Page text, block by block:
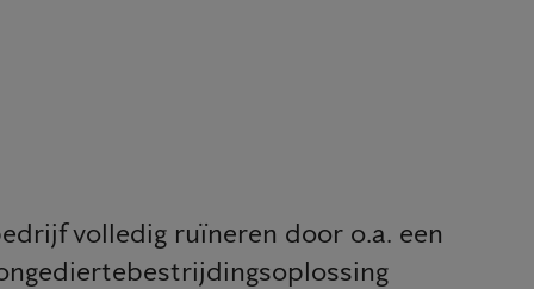
volledig ruïneren door o.a. een